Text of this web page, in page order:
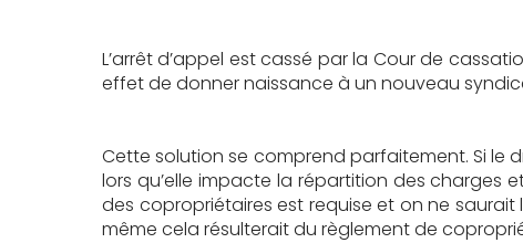
L’arrêt d’appel est cassé par la Cour de
effet de donner naissance à un nouveau
Cette solution se comprend parfaitement. Si le
lors qu’elle impacte la répartition des charges
des copropriétaires est requise et on ne
même cela résulterait du règlement de